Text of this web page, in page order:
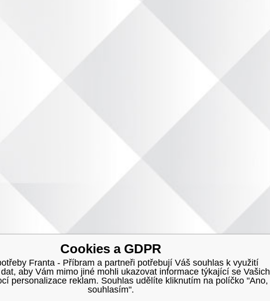
Cookies a GDPR
Franta - Příbram a partneři potřebují Váš souhlas k využití
aby Vám mimo jiné mohli ukazovat informace týkající se Vašich
personalizace reklam. Souhlas udělíte kliknutím na políčko "Ano,
souhlasím".